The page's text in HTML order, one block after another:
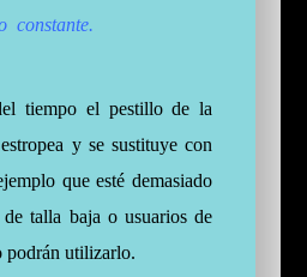
constante.
tiempo el pestillo de la
y se sustituye con
que esté demasiado
de talla baja o usuarios de
podrán utilizarlo.